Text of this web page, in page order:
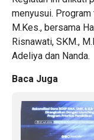
menyusui.
M.Kes., bersama
Risnawati, SKM.,
Adeliya dan Nanda.
Baca Juga